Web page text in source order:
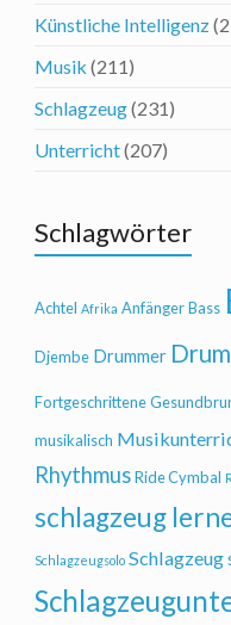
Künstliche Intelligenz
Musik (211)
Schlagzeug(231)
Unterricht(207)
Schlagwörter
Achtel Afrika AnfängerBass
Djembe Drummer
Fortgeschrittene
musikalisch
RhythmusRide Cymbal
schlagzeug
Schlagzeugsolo Schlagzeug